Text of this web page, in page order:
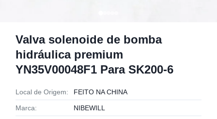
Valva solenoide de bomba
hidráulica premium
YN35V00048F1 Para SK200-6
Local de Origem: FEITO NA CHINA
Marca: NIBEWILL